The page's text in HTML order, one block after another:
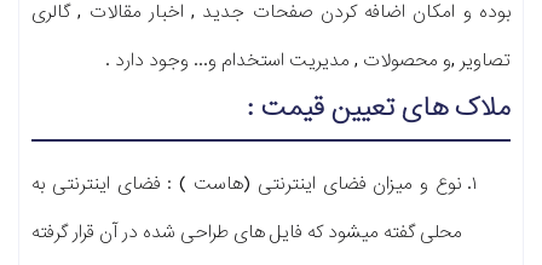
بوده و امکان اضافه کردن صفحات جدید , اخبار مقالات , گالری
تصاویر ,و محصولات , مدیریت استخدام و... وجود دارد .
ملاک های تعیین قیمت :
نوع و میزان فضای اینترنتی (هاست ) : فضای اینترنتی به
محلی گفته میشود که فایل های طراحی شده در آن قرار گرفته